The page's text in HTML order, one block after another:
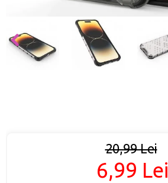
20,99 Lei
6,99 Lei